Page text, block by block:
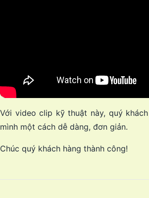
Với video clip kỹ thuật này, quý
mình một cách dễ dàng, đơn giản.
Chúc quý khách hàng thành công!